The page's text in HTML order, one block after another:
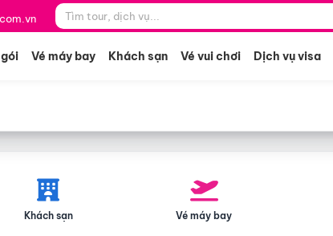
Vé máy bay Khách sạn Vé vui chơi Dịch vụ visa
Khách sạn Vé máy bay